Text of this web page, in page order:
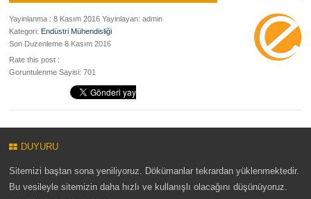
Yayinlanma : 8 Kasım 2016 Yayinlayan: admin
Kategori: Endüstri Mühendisliği
Son Duzenleme 8 Kasım 2016
Rate this post :
Goruntulenme Sayisi: 701
DUYURU
Sitemizi baştan sona yeniliyoruz. Dökümanlar tekrardan yüklenmektedir.
Bu vesileyle sitemizin daha hızlı ve kullanışlı olacağını düşünüyoruz.